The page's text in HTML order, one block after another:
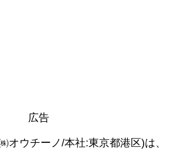
広告
オウチーノ/本社:東京都港区)は、